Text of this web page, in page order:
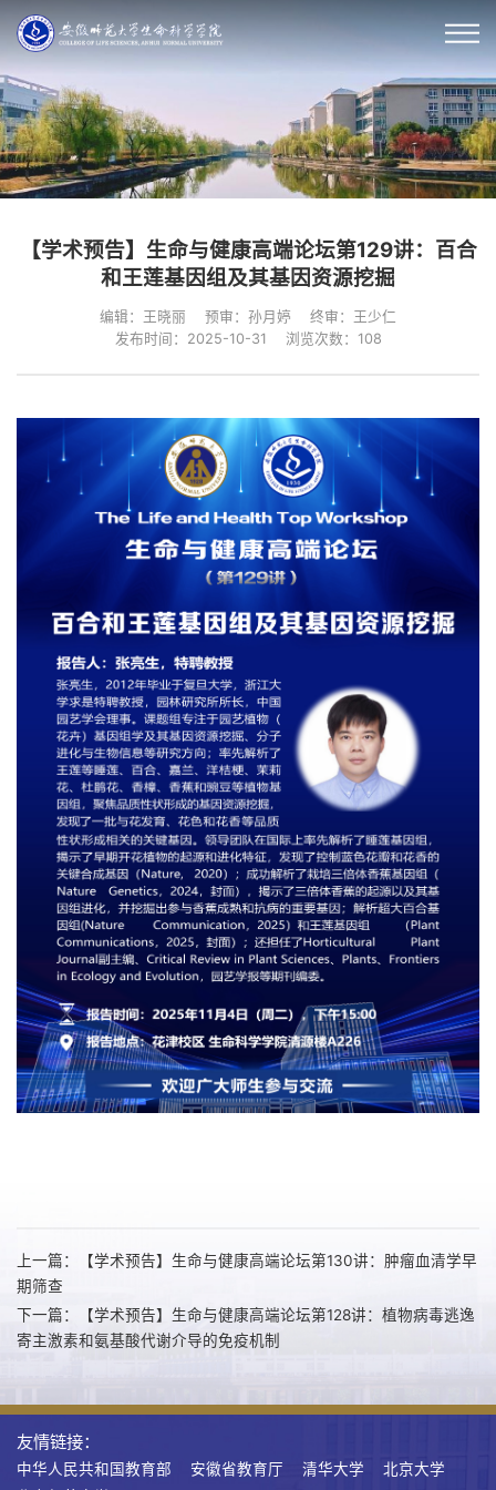
【学术预告】生命与健康高端论坛第129讲：百合
和王莲基因组及其基因资源挖掘
编辑：王晓丽 预审：孙月婷
终审：王少仁
发布时间：2025-10-31
浏览次数： 108
上一篇：【学术预告】生命与健康高端论坛第130讲：肿瘤血清学早
期筛查
下一篇：【学术预告】生命与健康高端论坛第128讲：植物病毒逃逸
寄主激素和氨基酸代谢介导的免疫机制
友情链接：
中华人民共和国教育部 安徽省教育厅 清华大学
北京大学